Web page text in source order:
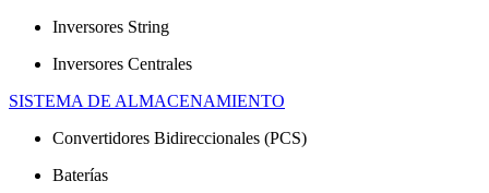
Inversores String
Inversores Centrales
SISTEMA DE ALMACENAMIENTO
Convertidores Bidireccionales (PCS)
Baterías